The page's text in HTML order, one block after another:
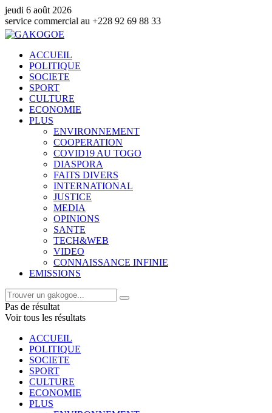
jeudi 6 août 2026
au +228 92 69 88 33
ACCUEIL
POLITIQUE
SOCIETE
SPORT
CULTURE
ECONOMIE
PLUS
ENVIRONNEMENT
COOPERATION
COVID19 AU TOGO
DIASPORA
FAITS DIVERS
INTERNATIONAL
JUSTICE
MEDIA
OPINIONS
SANTE
TECH&WEB
VIDEO
CONNAISSANCE INFINIE
EMISSIONS
Pas de résultat
Voir tous les résultats
ACCUEIL
POLITIQUE
SOCIETE
SPORT
CULTURE
ECONOMIE
PLUS